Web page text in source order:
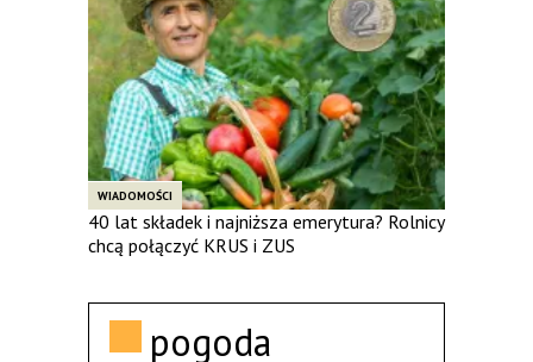
WIADOMOŚCI
40 lat składek i najniższa emerytura? Rolnicy
chcą połączyć KRUS i ZUS
pogoda